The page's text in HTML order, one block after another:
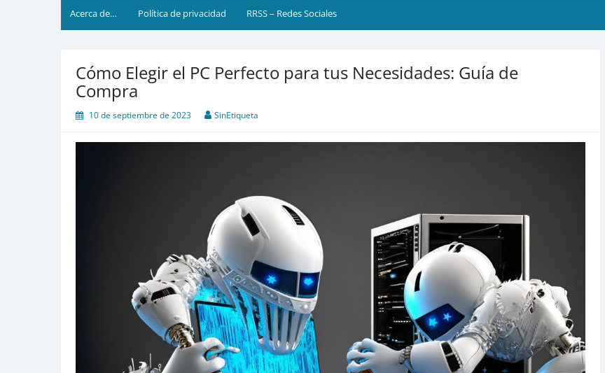
Acerca de… Política de privacidad RRSS – Redes Sociales
Cómo Elegir el PC Perfecto para tus Necesidades: Guía de
Compra
10 de septiembre de 2023 SinEtiqueta